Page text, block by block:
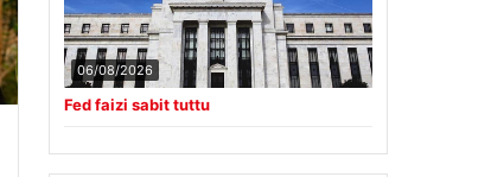
06/08/2026
Fed faizi sabit tuttu